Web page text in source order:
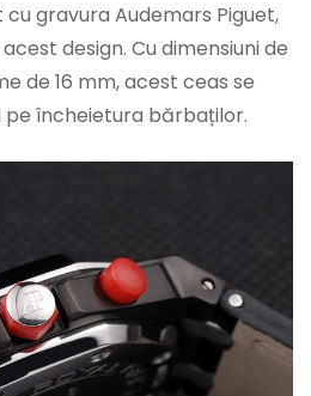
gravura Audemars Piguet,
design. Cu dimensiuni de
de 16 mm, acest ceas se
încheietura bărbaților.